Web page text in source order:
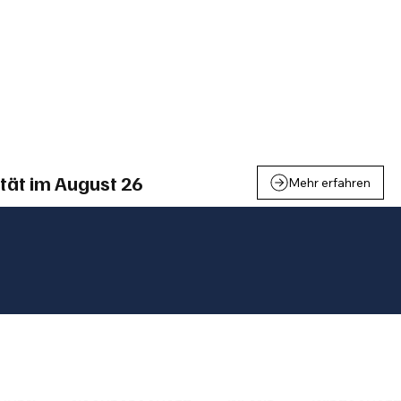
im August 26 Mehr erfahren